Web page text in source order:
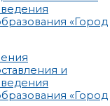
«Город
и
«Город